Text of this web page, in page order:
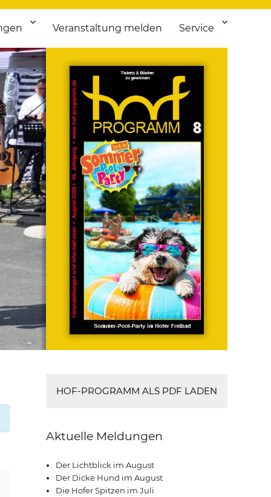
Veranstaltung melden Service
HOF-PROGRAMM ALS PDF LADEN
Aktuelle Meldungen
Der Lichtblick im August
Der Dicke Hund im August
Die Hofer Spitzen im Juli